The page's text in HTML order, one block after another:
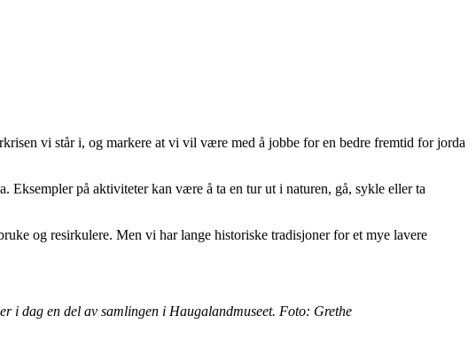
vi står i, og markere at vi vil være med å jobbe for en bedre fremtid for jorda
på aktiviteter kan være å ta en tur ut i naturen, gå, sykle eller ta
og resirkulere. Men vi har lange historiske tradisjoner for et mye lavere
i dag en del av samlingen i Haugalandmuseet. Foto: Grethe